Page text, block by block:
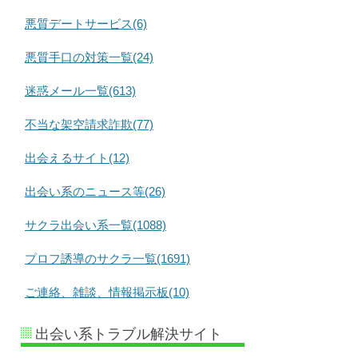
悪質デートサービス(6)
悪質手口の対策一覧(24)
迷惑メール一覧(613)
不当な架空請求詐欺(77)
出会えるサイト(12)
出会い系のニュース等(26)
サクラ出会い系一覧(1088)
プロフ誘導のサクラ一覧(1691)
ご連絡、雑談、情報掲示板(10)
出会い系トラブル解決サイト